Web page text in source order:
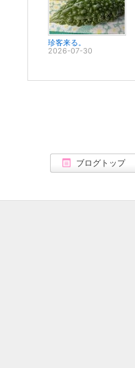
珍客来る。
2026-07-30
ブログトップ